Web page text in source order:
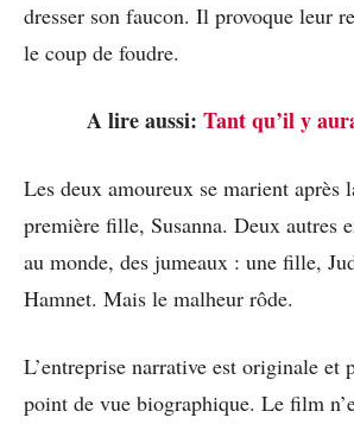
dresser son faucon. Il provoque leur
le coup de foudre.
A lire aussi: Tant qu’il y
Les deux amoureux se marient après
première fille, Susanna. Deux autres
au monde, des jumeaux : une fille,
Hamnet. Mais le malheur rôde.
L’entreprise narrative est originale et
point de vue biographique. Le film